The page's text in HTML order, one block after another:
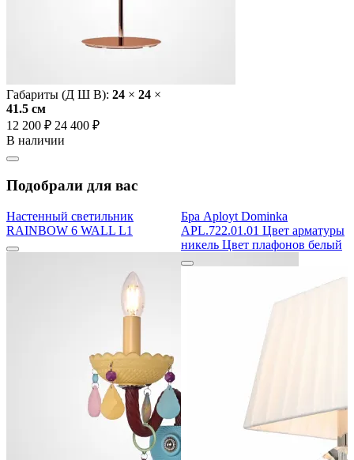
Габариты (Д Ш В): 24 × 24 ×
41.5 cм
12 200 ₽ 24 400 ₽
В наличии
Подобрали для вас
Настенный светильник
RAINBOW 6 WALL L1
Бра Aployt Dominka
APL.722.01.01 Цвет арматуры
никель Цвет плафонов белый